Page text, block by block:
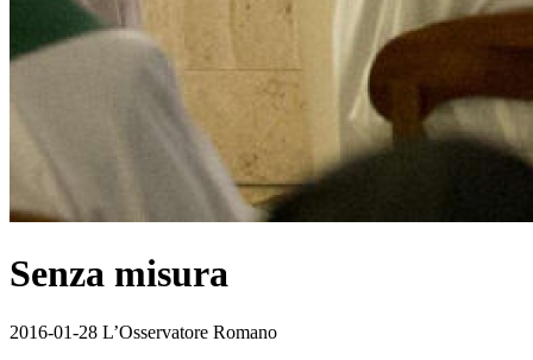
Senza misura
2016-01-28 L’Osservatore Romano